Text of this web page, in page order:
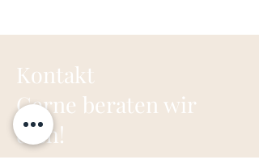
Kontakt
Gerne beraten wir
dich!